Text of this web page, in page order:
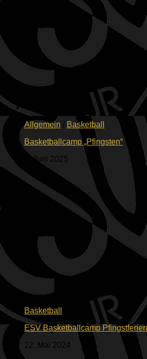
Allgemein / Basketball
Basketballcamp „Pfingsten“
3. Juni 2025
Basketball
ESV Basketballcamp
22. Mai 2024